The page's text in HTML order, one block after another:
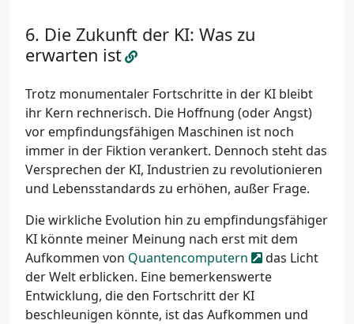
Die Zukunft der KI: Was zu
erwarten ist
Trotz monumentaler Fortschritte in der KI bleibt
ihr Kern rechnerisch. Die Hoffnung (oder Angst)
vor empfindungsfähigen Maschinen ist noch
immer in der Fiktion verankert. Dennoch steht das
Versprechen der KI, Industrien zu revolutionieren
und Lebensstandards zu erhöhen, außer Frage.
Die wirkliche Evolution hin zu empfindungsfähiger
KI könnte meiner Meinung nach erst mit dem
Aufkommen von Quantencomputern
das Licht
der Welt erblicken. Eine bemerkenswerte
Entwicklung, die den Fortschritt der KI
beschleunigen könnte, ist das Aufkommen und